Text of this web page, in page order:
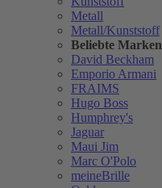
Metall
Metall/Kunststoff
Beliebte Marken
David Beckham
Emporio Armani
FRAIMS
Hugo Boss
Humphrey's
Jaguar
Maui Jim
Marc O'Polo
meineBrille